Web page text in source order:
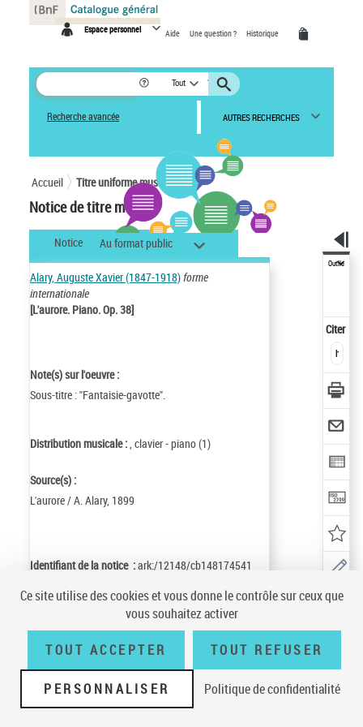
Espace personnel Aide Une question ? Historique
Tout
Recherche avancée AUTRES RECHERCHES
Accueil Titre uniforme musical
Notice de titre musical
Notice Au format public
Alary, Auguste Xavier (1847-1918)forme
internationale
[L'aurore. Piano. Op. 38]
Note(s) sur l'oeuvre :
Sous-titre : "Fantaisie-gavotte".
Distribution musicale :, clavier - piano (1)
Source(s) :
L'aurore / A. Alary, 1899
Identifiant de la notice :ark:/12148/cb148174541
Création :01/05/02 Mise à jour :01/05/02
Outils
Citer
Accessibilité (non conforme) V 23.1.0
Panneau de gestion des cookies
Ce site utilise des cookies et vous donne le contrôle sur ceux que
vous souhaitez activer
TOUT ACCEPTER TOUT REFUSER
PERSONNALISER Politique de confidentialité